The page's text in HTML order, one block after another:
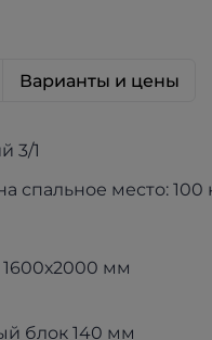
Варианты и цены
3/1
спальное место: 100
1600х2000 мм
блок 140 мм